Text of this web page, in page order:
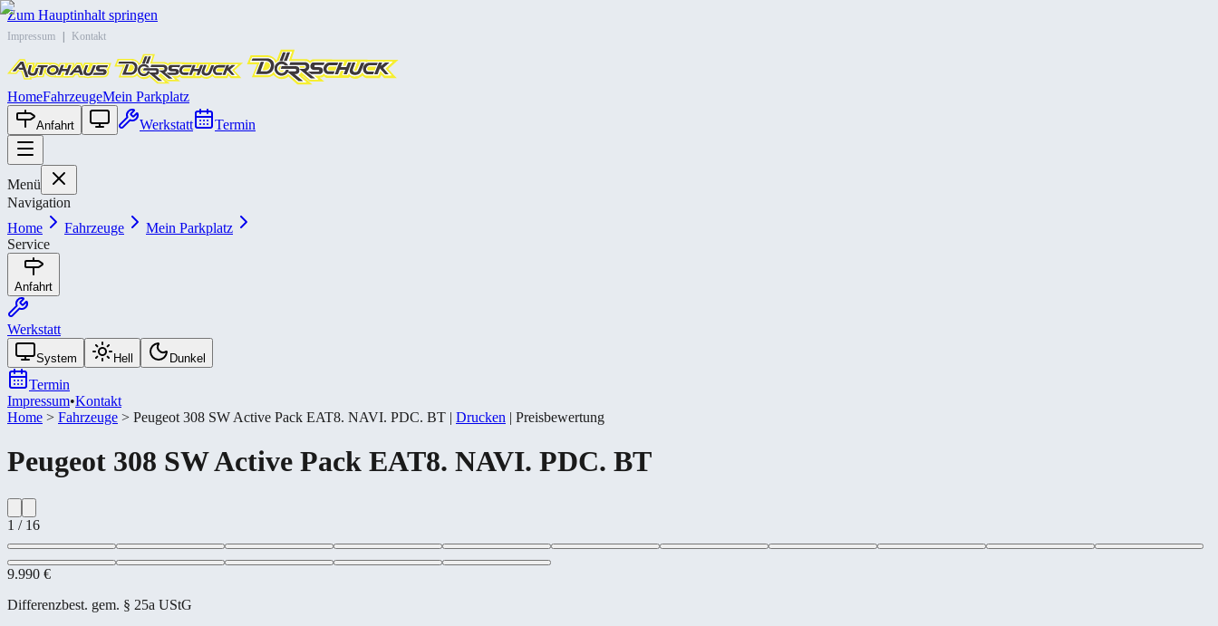
Zum Hauptinhalt springen
Impressum Kontakt
HomeFahrzeugeMein Parkplatz
Anfahrt Werkstatt Termin
Menü
Navigation
Home
Fahrzeuge
Mein Parkplatz
Service
Anfahrt
Werkstatt
System Hell Dunkel
Termin
Impressum•Kontakt
Home > Fahrzeuge > Peugeot 308 SW Active Pack EAT8. NAVI. PDC. BT | Drucken | Preisbewertung
Peugeot 308 SW Active Pack EAT8. NAVI. PDC. BT
1 / 16
9.990 €
Differenzbest. gem. § 25a UStG